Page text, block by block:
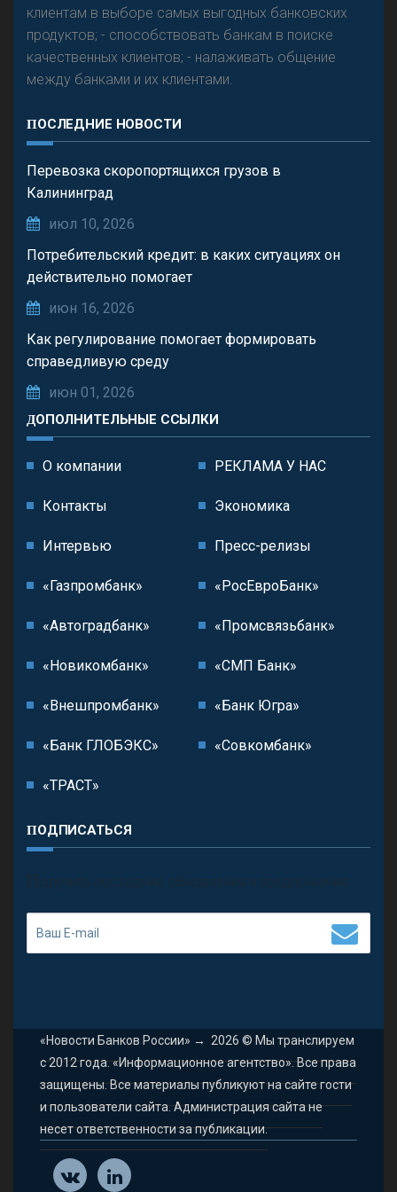
клиентам в выборе самых выгодных банковских
продуктов; - способствовать банкам в поиске
качественных клиентов; - налаживать общение
между банками и их клиентами.
ПОСЛЕДНИЕ НОВОСТИ
Перевозка скоропортящихся грузов в
Калининград
июл 10, 2026
Потребительский кредит: в каких ситуациях он
действительно помогает
июн 16, 2026
Как регулирование помогает формировать
справедливую среду
июн 01, 2026
ДОПОЛНИТЕЛЬНЫЕ ССЫЛКИ
О компании РЕКЛАМА У НАС
Контакты Экономика
Интервью Пресс-релизы
«Газпромбанк» «РосЕвроБанк»
«Автоградбанк» «Промсвязьбанк»
«Новикомбанк» «СМП Банк»
«Внешпромбанк» «Банк Югра»
«Банк ГЛОБЭКС» «Совкомбанк»
«ТРАСТ»
ПОДПИСАТЬСЯ
П олучить последние обновления и предложения.
«Новости Банков России» → 2026 © Мы транслируем
с 2012 года. «Информационное агентство». Все права
защищены. Все материалы публикуют на сайте гости
и пользователи сайта. Администрация сайта не
несет ответственности за публикации.